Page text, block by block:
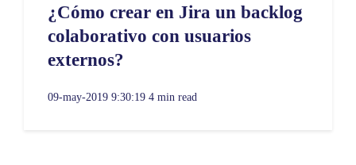
¿Cómo crear en Jira un backlog
colaborativo con usuarios
externos?
09-may-2019 9:30:19 4 min read